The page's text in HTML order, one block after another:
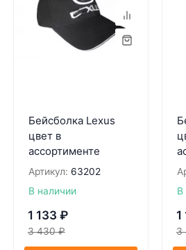
Бейсболка Lexus
цвет в
ассортименте
Артикул: 63202
В наличии
1 133 ₽
3 430 ₽
В
1
3